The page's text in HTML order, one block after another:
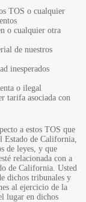
TOS o cualquier
o cualquier otra
de nuestros
inesperados
o ilegal
tarifa asociada con
a estos TOS que
Estado de California,
de leyes, y que
relacionada con a
de California. Usted
dichos tribunales y
al ejercicio de la
lugar en dichos